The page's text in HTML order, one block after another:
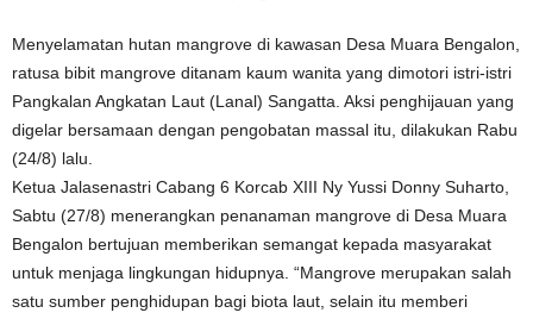
Menyelamatan hutan mangrove di kawasan Desa Muara Bengalon,
ratusa bibit mangrove ditanam kaum wanita yang dimotori istri-istri
Pangkalan Angkatan Laut (Lanal) Sangatta. Aksi penghijauan yang
digelar bersamaan dengan pengobatan massal itu, dilakukan Rabu
(24/8) lalu.
Ketua Jalasenastri Cabang 6 Korcab XIII Ny Yussi Donny Suharto,
Sabtu (27/8) menerangkan penanaman mangrove di Desa Muara
Bengalon bertujuan memberikan semangat kepada masyarakat
untuk menjaga lingkungan hidupnya. “Mangrove merupakan salah
satu sumber penghidupan bagi biota laut, selain itu memberi